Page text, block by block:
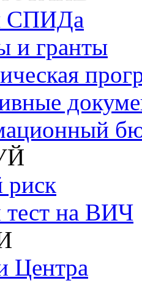
СПИДа
и гранты
на ВИЧ
Центра